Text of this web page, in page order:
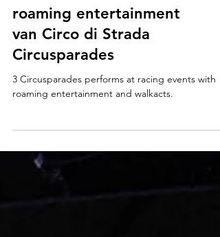
Formule 1 Bahrein: 20
circusartiesten met
roaming entertainment
van Circo di Strada
Circusparades